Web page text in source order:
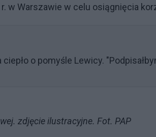
w Warszawie w celu osiągnięcia
ciepło o pomyśle Lewicy.
zdjęcie ilustracyjne. Fot. PAP